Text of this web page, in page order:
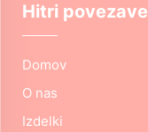
Hitri povezave
Domov
O nas
Izdelki